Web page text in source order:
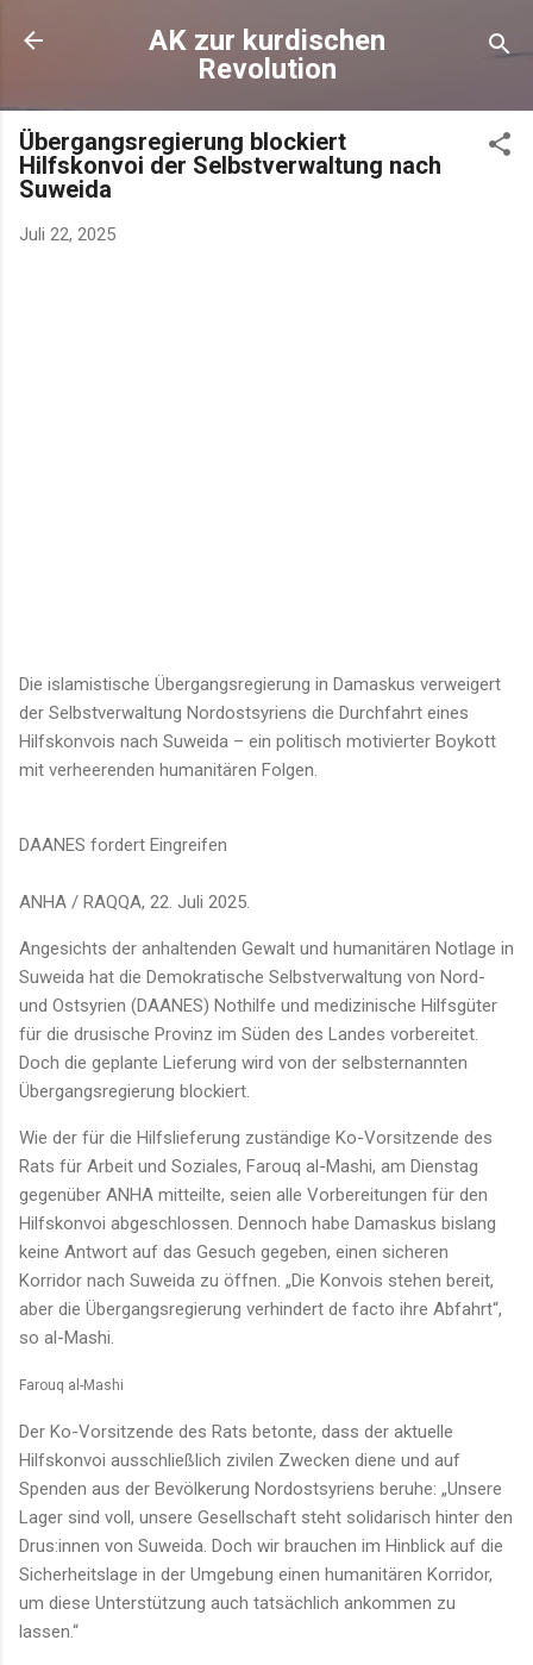
AK zur kurdischen
Revolution
Übergangsregierung blockiert
Hilfskonvoi der Selbstverwaltung nach
Suweida
Juli 22, 2025
Die islamistische Übergangsregierung in Damaskus verweigert
der Selbstverwaltung Nordostsyriens die Durchfahrt eines
Hilfskonvois nach Suweida – ein politisch motivierter Boykott
mit verheerenden humanitären Folgen.
DAANES fordert Eingreifen
ANHA / RAQQA, 22. Juli 2025.
Angesichts der anhaltenden Gewalt und humanitären Notlage in
Suweida hat die Demokratische Selbstverwaltung von Nord-
und Ostsyrien (DAANES) Nothilfe und medizinische Hilfsgüter
für die drusische Provinz im Süden des Landes vorbereitet.
Doch die geplante Lieferung wird von der selbsternannten
Übergangsregierung blockiert.
Wie der für die Hilfslieferung zuständige Ko-Vorsitzende des
Rats für Arbeit und Soziales, Farouq al-Mashi, am Dienstag
gegenüber ANHA mitteilte, seien alle Vorbereitungen für den
Hilfskonvoi abgeschlossen. Dennoch habe Damaskus bislang
keine Antwort auf das Gesuch gegeben, einen sicheren
Korridor nach Suweida zu öffnen. „Die Konvois stehen bereit,
aber die Übergangsregierung verhindert de facto ihre Abfahrt“,
so al-Mashi.
Farouq al-Mashi
Der Ko-Vorsitzende des Rats betonte, dass der aktuelle
Hilfskonvoi ausschließlich zivilen Zwecken diene und auf
Spenden aus der Bevölkerung Nordostsyriens beruhe: „Unsere
Lager sind voll, unsere Gesellschaft steht solidarisch hinter den
Drus:innen von Suweida. Doch wir brauchen im Hinblick auf die
Sicherheitslage in der Umgebung einen humanitären Korridor,
um diese Unterstützung auch tatsächlich ankommen zu
lassen.“